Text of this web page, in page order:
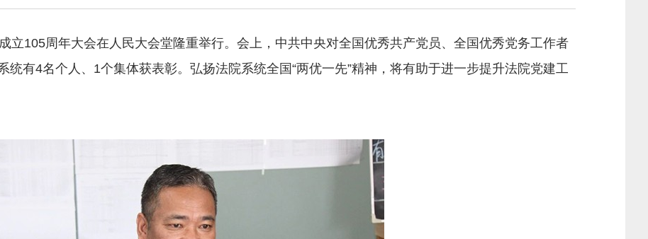
105周年大会在人民大会堂隆重举行。会上，中共中央对全国优秀共产党员、全国优秀党务工作者
有4名个人、1个集体获表彰。弘扬法院系统全国“两优一先”精神，将有助于进一步提升法院党建工